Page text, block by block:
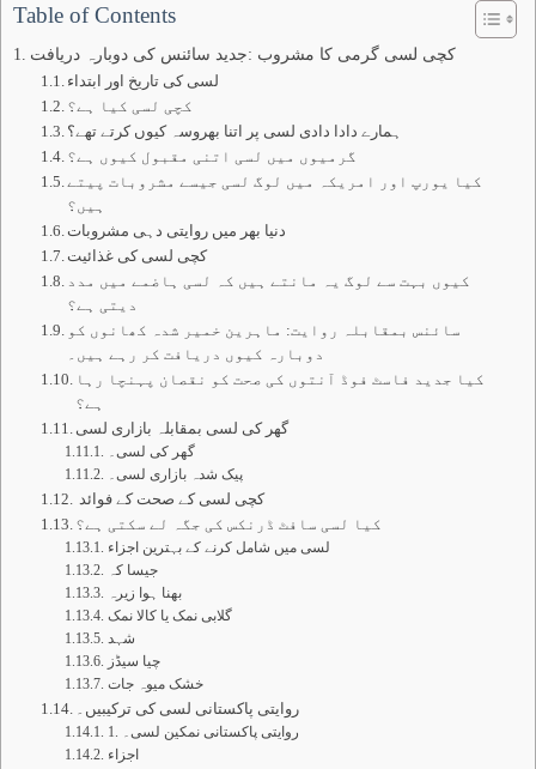
Table of Contents
کچی لسی گرمی کا مشروب :جدید سائنس کی دوبارہ دریافت
لسی کی تاریخ اور ابتداء
کچی لسی کیا ہے؟
ہمارے دادا دادی لسی پر اتنا بھروسہ کیوں کرتے تھے؟
گرمیوں میں لسی اتنی مقبول کیوں ہے؟
کیا یورپ اور امریکہ میں لوگ لسی جیسے مشروبات پیتے
ہیں؟
دنیا بھر میں روایتی دہی مشروبات
کچی لسی کی غذائیت
کیوں بہت سے لوگ یہ مانتے ہیں کہ لسی ہاضمے میں مدد
دیتی ہے؟
سائنس بمقابلہ روایت: ماہرین خمیر شدہ کھانوں کو
دوبارہ کیوں دریافت کر رہے ہیں۔
کیا جدید فاسٹ فوڈ آنتوں کی صحت کو نقصان پہنچا رہا
ہے؟
گھر کی لسی بمقابلہ بازاری لسی
گھر کی لسی۔
پیک شدہ بازاری لسی۔
کچی لسی کے صحت کے فوائد
کیا لسی سافٹ ڈرنکس کی جگہ لے سکتی ہے؟
لسی میں شامل کرنے کے بہترین اجزاء
جیسا کہ
بھنا ہوا زیرہ
گلابی نمک یا کالا نمک
شہد
چیا سیڈز
خشک میوہ جات
روایتی پاکستانی لسی کی ترکیبیں۔
1. روایتی پاکستانی نمکین لسی۔
اجزاء